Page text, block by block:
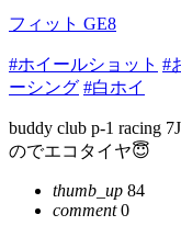
フィット GE8
#ホイールショット #
ーシング #白ホイ
buddy club p-1 racing
のでエコタイヤ😇
thumb_up 84
comment0